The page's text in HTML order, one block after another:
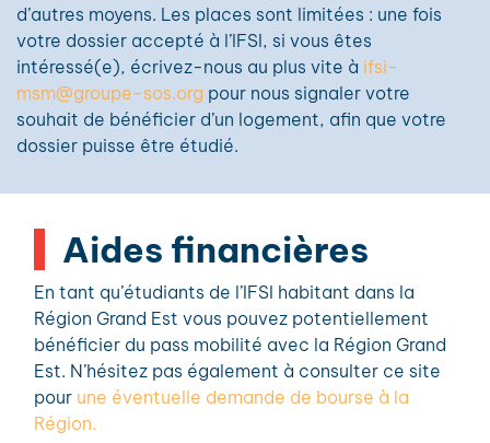
d’autres moyens. Les places sont limitées : une fois
votre dossier accepté à l’IFSI, si vous êtes
intéressé(e), écrivez-nous au plus vite à ifsi-
msm@groupe-sos.org pour nous signaler votre
souhait de bénéficier d’un logement, afin que votre
dossier puisse être étudié.
Aides financières
En tant qu’étudiants de l’IFSI habitant dans la
Région Grand Est vous pouvez potentiellement
bénéficier du pass mobilité avec la Région Grand
Est. N’hésitez pas également à consulter ce site
pour une éventuelle demande de bourse à la
Région.